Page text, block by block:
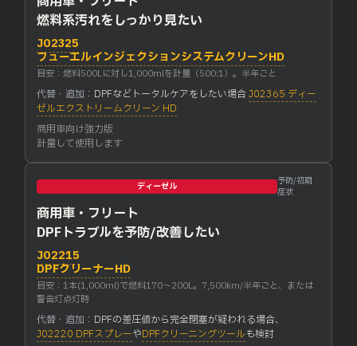
燃料系汚れをしっかり見たい
J02325
フューエルインジェクションシステムクリーンHD
目安：燃料500Lに対し1,000mlを計量（500:1）。半年ごと
代替・追加： DPFなどトータルケアをしたい場合J02365 ディー
ゼルエクストリームクリーン HD
商用車向け強力版
計量して使用します
ディーゼル
予防/初期
症状
商用車・フリート
DPFトラブルを予防/改善したい
J02215
DPFクリーナーHD
目安：1本(1,000ml)で燃料170〜200L。7,500km/半年ごと、または
警告灯点灯時
代替・追加： DPFの差圧値から完全閉塞が疑われる場合、
J02220 DPFスプレーやDPFクリーニングツールも検討